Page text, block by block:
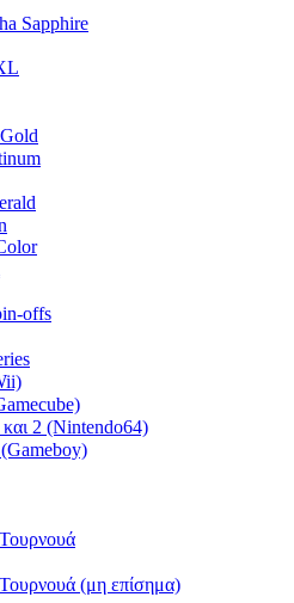
Sapphire
offs
2 (Nintendo64)
(μη επίσημα)